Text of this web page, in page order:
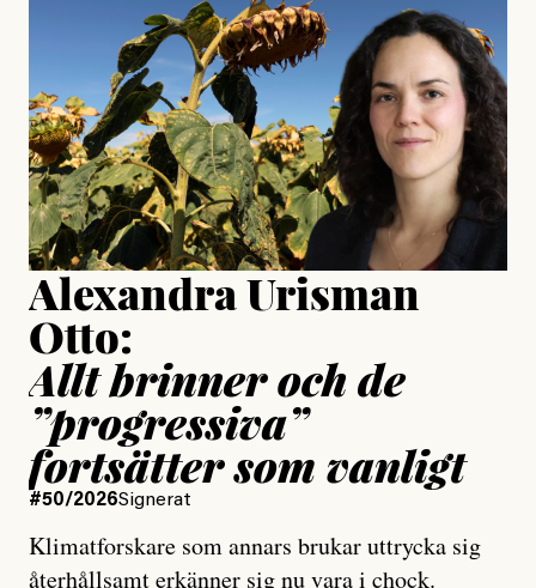
Jonas Lundström
Publicerad24 July, 2026
är ganska politiskt”
Jesper Lundby
Publicerad15 July, 2026
Uppdaterad15 July, 2026
Alexandra Urisman
Otto:
Allt brinner och de
”progressiva”
fortsätter som vanligt
#50/2026Signerat
Klimatforskare som annars brukar uttrycka sig
återhållsamt erkänner sig nu vara i chock.